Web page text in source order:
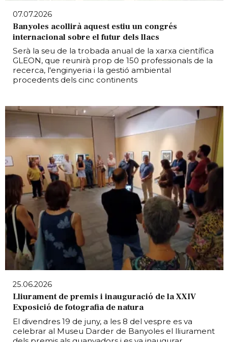
07.07.2026
Banyoles acollirà aquest estiu un congrés
internacional sobre el futur dels llacs
Serà la seu de la trobada anual de la xarxa científica
GLEON, que reunirà prop de 150 professionals de la
recerca, l'enginyeria i la gestió ambiental
procedents dels cinc continents
25.06.2026
Lliurament de premis i inauguració de la XXIV
Exposició de fotografia de natura
El divendres 19 de juny, a les 8 del vespre es va
celebrar al Museu Darder de Banyoles el lliurament